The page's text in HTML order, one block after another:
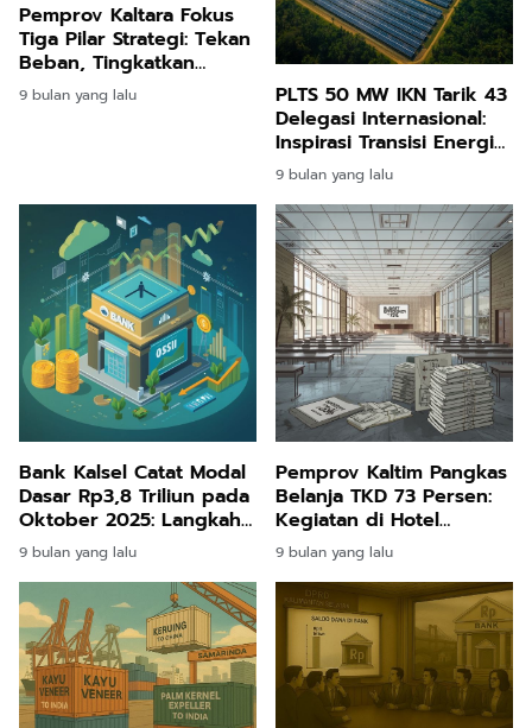
Pemprov Kaltara Fokus
Tiga Pilar Strategi: Tekan
Beban, Tingkatkan
Pendapatan, dan
Persempit Kantong
9 bulan yang lalu
PLTS 50 MW IKN Tarik 43
Delegasi Internasional:
Inspirasi Transisi Energi
Hijau Global
9 bulan yang lalu
Bank Kalsel Catat Modal
Dasar Rp3,8 Triliun pada
Oktober 2025: Langkah
Strategis Menuju
Pertumbuhan
Berkelanjutan
9 bulan yang lalu
Pemprov Kaltim Pangkas
Belanja TKD 73 Persen:
Kegiatan di Hotel
Dihentikan Total, Fokus
pada Pelayanan Dasar
9 bulan yang lalu